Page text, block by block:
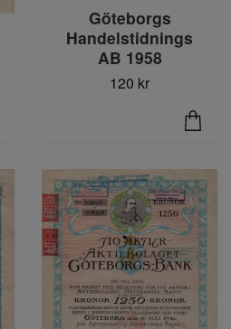
Göteborgs
Handelstidnings
AB 1958
120 kr